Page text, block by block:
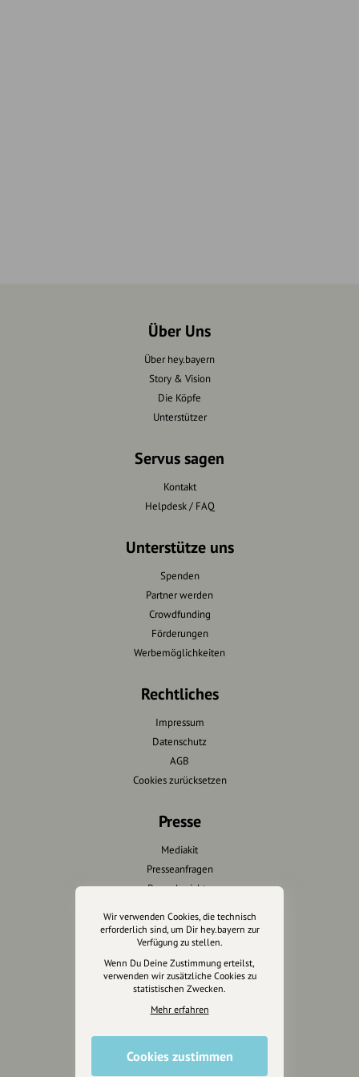
Über Uns
Über hey.bayern
Story & Vision
Die Köpfe
Unterstützer
Servus sagen
Kontakt
Helpdesk / FAQ
Unterstütze uns
Spenden
Partner werden
Crowdfunding
Förderungen
Werbemöglichkeiten
Rechtliches
Impressum
Datenschutz
AGB
Cookies zurücksetzen
Presse
Mediakit
Presseanfragen
Presseberichte
Wir unterstützen Euch
Fotografie & mehr
Marketing
Design & Branding
Anakin Design
Wir verwenden Cookies, die technisch
erforderlich sind, um Dir hey.bayern zur
Verfügung zu stellen.
Wenn Du Deine Zustimmung erteilst,
verwenden wir zusätzliche Cookies zu
statistischen Zwecken.
Mehr erfahren
Cookies zustimmen